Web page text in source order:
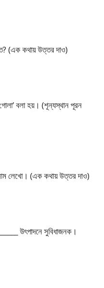
(এক কথায় উত্তর দাও)
গোলা’ বলা হয়। (শূন্যস্থান পূরন
নাম লেখো। (এক কথায় উত্তর দাও)
উৎপাদনে সুবিধাজনক।